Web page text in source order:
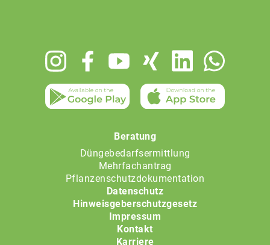
Beratung
Düngebedarfsermittlung
Mehrfachantrag
Pflanzenschutzdokumentation
Datenschutz
Hinweisgeberschutzgesetz
Impressum
Kontakt
Karriere